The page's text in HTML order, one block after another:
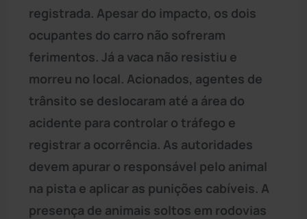
registrada. Apesar do impacto, os dois
ocupantes do carro não sofreram
ferimentos. Já a vaca não resistiu e
morreu no local. Acionados, agentes de
trânsito se deslocaram até a área do
acidente para controlar o tráfego e
registrar a ocorrência. As autoridades
devem apurar o responsável pelo animal
na pista e aplicar as punições cabíveis. A
presença de animais soltos em rodovias